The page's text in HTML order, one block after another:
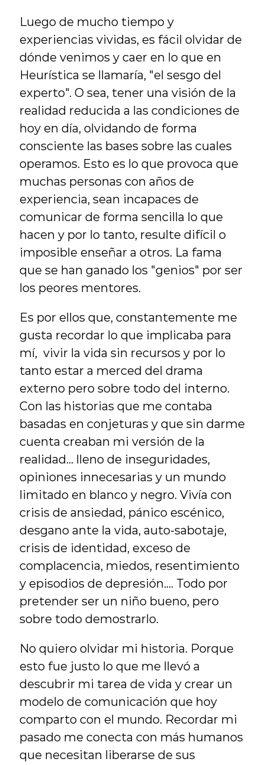
Luego de mucho tiempo y
experiencias vividas, es fácil olvidar de
dónde venimos y caer en lo que en
Heurística se llamaría, "el sesgo del
experto". O sea, tener una visión de la
realidad reducida a las condiciones de
hoy en día, olvidando de forma
consciente las bases sobre las cuales
operamos. Esto es lo que provoca que
muchas personas con años de
experiencia, sean incapaces de
comunicar de forma sencilla lo que
hacen y por lo tanto, resulte difícil o
imposible enseñar a otros. La fama
que se han ganado los "genios" por ser
los peores mentores.
Es por ellos que, constantemente me
gusta recordar lo que implicaba para
mí,  vivir la vida sin recursos y por lo
tanto estar a merced del drama
externo pero sobre todo del interno.
Con las historias que me contaba
basadas en conjeturas y que sin darme
cuenta creaban mi versión de la
realidad... lleno de inseguridades,
opiniones innecesarias y un mundo
limitado en blanco y negro. Vivía con
crisis de ansiedad, pánico escénico,
desgano ante la vida, auto-sabotaje,
crisis de identidad, exceso de
complacencia, miedos, resentimiento
y episodios de depresión.... Todo por
pretender ser un niño bueno, pero
sobre todo demostrarlo.
No quiero olvidar mi historia. Porque
esto fue justo lo que me llevó a
descubrir mi tarea de vida y crear un
modelo de comunicación que hoy
comparto con el mundo. Recordar mi
pasado me conecta con más humanos
que necesitan liberarse de sus